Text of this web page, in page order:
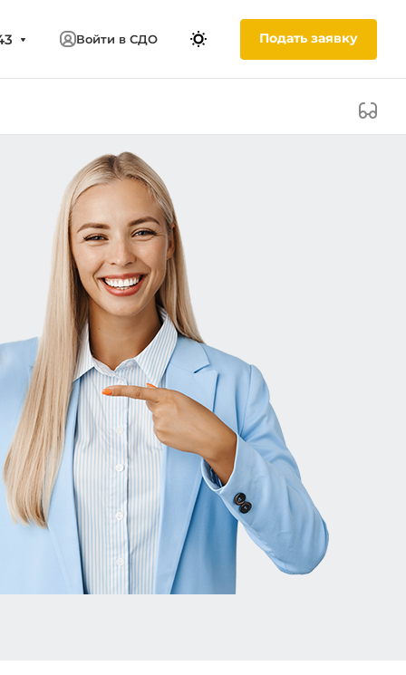
Войти в СДО Подать заявку